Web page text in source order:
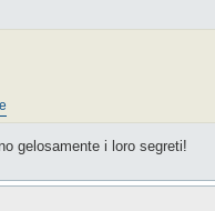
gelosamente i loro segreti!